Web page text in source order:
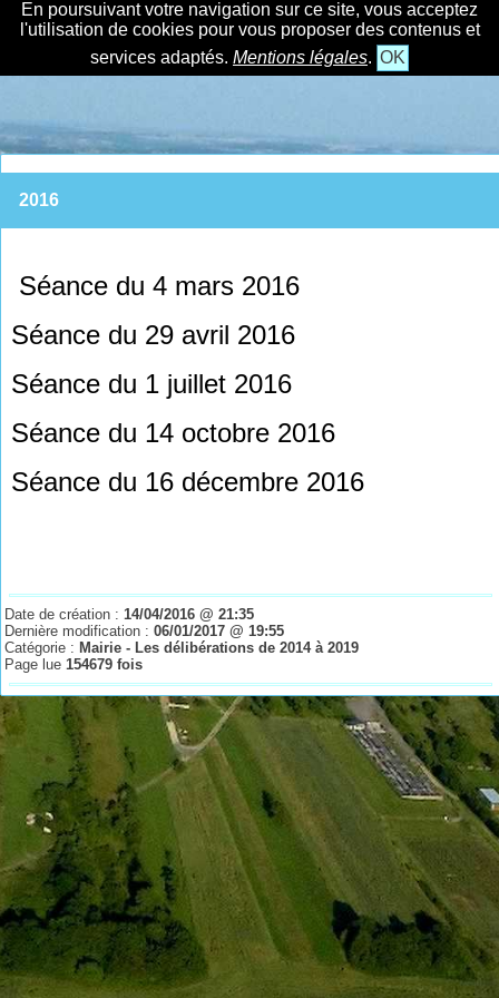
En poursuivant votre navigation sur ce site, vous acceptez
l'utilisation de cookies pour vous proposer des contenus et
services adaptés. Mentions légales. OK
2016
Séance du 4 mars 2016
Séance du 29 avril 2016
Séance du 1 juillet 2016
Séance du 14 octobre 2016
Séance du 16 décembre 2016
Date de création :14/04/2016 @ 21:35
Dernière modification :06/01/2017 @ 19:55
Catégorie : Mairie - Les délibérations de 2014 à 2019
Page lue154679 fois